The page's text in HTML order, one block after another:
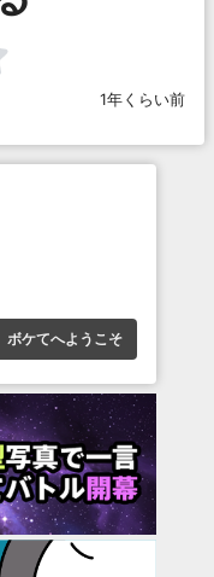
1年くらい前
ボケてへようこそ